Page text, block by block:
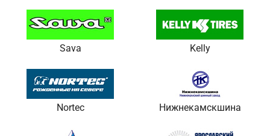
Sava Kelly
Nortec Нижнекамскшина